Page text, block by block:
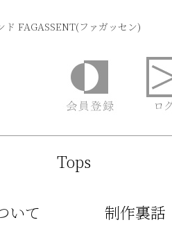
FAGASSENT(ファガッセン)
Tops
いて 制作裏話